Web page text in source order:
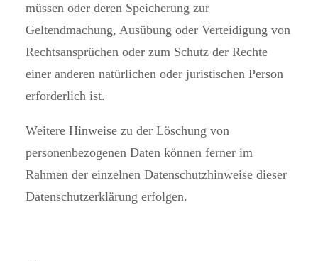
müssen oder deren Speicherung zur
Geltendmachung, Ausübung oder Verteidigung von
Rechtsansprüchen oder zum Schutz der Rechte
einer anderen natürlichen oder juristischen Person
erforderlich ist.
Weitere Hinweise zu der Löschung von
personenbezogenen Daten können ferner im
Rahmen der einzelnen Datenschutzhinweise dieser
Datenschutzerklärung erfolgen.